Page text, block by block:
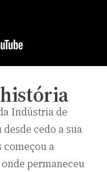
Indústria de
cedo a sua
começou a
permaneceu